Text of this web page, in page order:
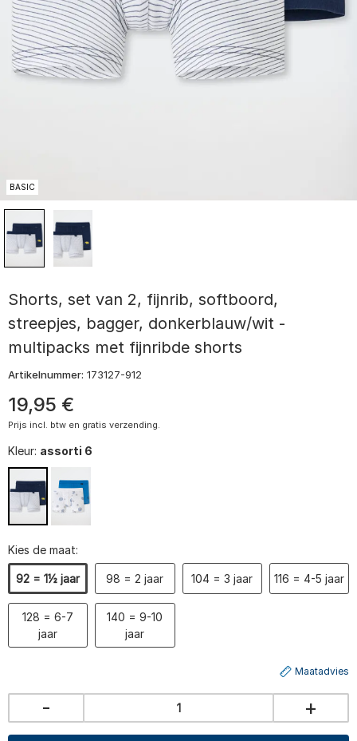
BASIC
Shorts, set van 2, fijnrib, softboord,
streepjes, bagger, donkerblauw/wit -
multipacks met fijnribde shorts
Artikelnummer: 173127-912
19,95 €
Prijs incl. btw en gratis verzending.
Kleur: assorti 6
Kies de maat:
92 = 1½ jaar 98 = 2 jaar 104 = 3 jaar 116 = 4-5 jaar
128 = 6-7
jaar
140 = 9-10
jaar
Maatadvies
- +